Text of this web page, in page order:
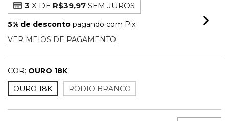
3 X DE R$39,97 SEM JUROS
5% de desconto pagando com Pix
VER MEIOS DE PAGAMENTO
COR: OURO 18K
OURO 18K
RODIO BRANCO